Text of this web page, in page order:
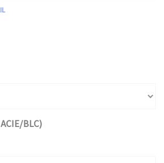
BLC)